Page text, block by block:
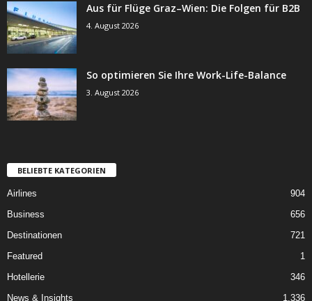
Aus für Flüge Graz–Wien: Die Folgen für B2B
4. August 2026
So optimieren Sie Ihre Work-Life-Balance
3. August 2026
BELIEBTE KATEGORIEN
Airlines
904
Business
656
Destinationen
721
Featured
1
Hotellerie
346
News & Insights
1.336